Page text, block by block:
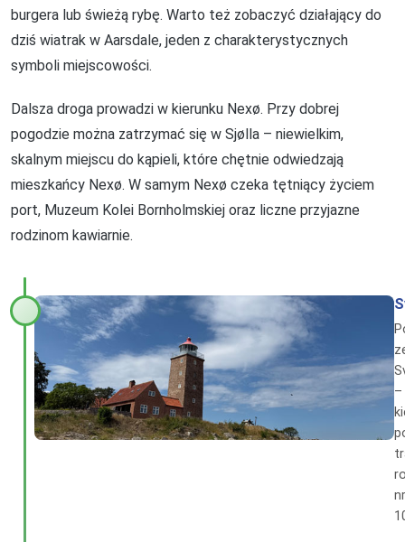
burgera lub świeżą rybę. Warto też zobaczyć działający do
dziś wiatrak w Aarsdale, jeden z charakterystycznych
symboli miejscowości.
Dalsza droga prowadzi w kierunku Nexø. Przy dobrej
pogodzie można zatrzymać się w Sjølla – niewielkim,
skalnym miejscu do kąpieli, które chętnie odwiedzają
mieszkańcy Nexø. W samym Nexø czeka tętniący życiem
port, Muzeum Kolei Bornholmskiej oraz liczne przyjazne
rodzinom kawiarnie.
–
nr